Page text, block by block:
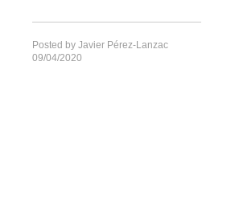
Posted by Javier Pérez-Lanzac
09/04/2020